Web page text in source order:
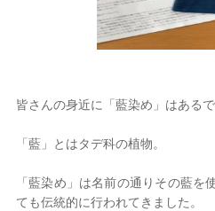
1
2 3 4 5 6 7 8
皆さんの身近に「藍染め」はある
「藍」とはタデ科の植物。
「藍染め」は名前の通りその藍
ても伝統的に行われてきました。